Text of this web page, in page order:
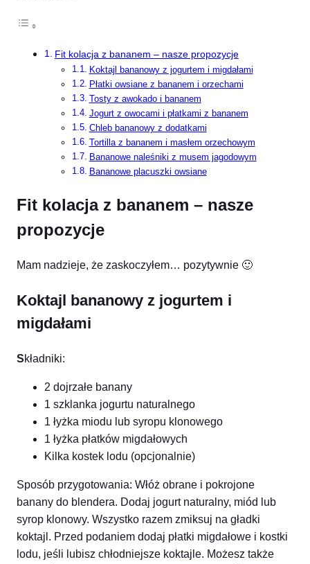
Fit kolacja z bananem – nasze propozycje
Koktajl bananowy z jogurtem i migdałami
Płatki owsiane z bananem i orzechami
Tosty z awokado i bananem
Jogurt z owocami i płatkami z bananem
Chleb bananowy z dodatkami
Tortilla z bananem i masłem orzechowym
Bananowe naleśniki z musem jagodowym
Bananowe placuszki owsiane
Fit kolacja z bananem – nasze
propozycje
Mam nadzieje, że zaskoczyłem… pozytywnie 🙂
Koktajl bananowy z jogurtem i
migdałami
Składniki:
2 dojrzałe banany
1 szklanka jogurtu naturalnego
1 łyżka miodu lub syropu klonowego
1 łyżka płatków migdałowych
Kilka kostek lodu (opcjonalnie)
Sposób przygotowania: Włóż obrane i pokrojone
banany do blendera. Dodaj jogurt naturalny, miód lub
syrop klonowy. Wszystko razem zmiksuj na gładki
koktajl. Przed podaniem dodaj płatki migdałowe i kostki
lodu, jeśli lubisz chłodniejsze koktajle. Możesz także